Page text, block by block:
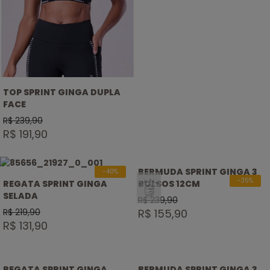
TOP SPRINT GINGA DUPLA
FACE
R$ 239,90
R$ 191,90
REGATA SPRINT GINGA
SELADA
R$ 219,90
R$ 131,90
-40%
SELO
ATÉ
5KM
BERMUDA SPRINT GINGA 3
BOLSOS 12CM
R$ 239,90
R$ 155,90
-35%